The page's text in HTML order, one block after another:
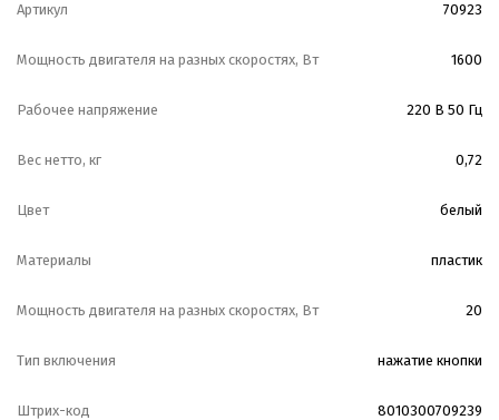
Артикул 70923
Мощность двигателя на разных скоростях, Вт 1600
Рабочее напряжение 220 В 50 Гц
Вес нетто, кг 0,72
Цвет белый
Материалы пластик
Мощность двигателя на разных скоростях, Вт 20
Тип включения нажатие кнопки
Штрих-код 8010300709239